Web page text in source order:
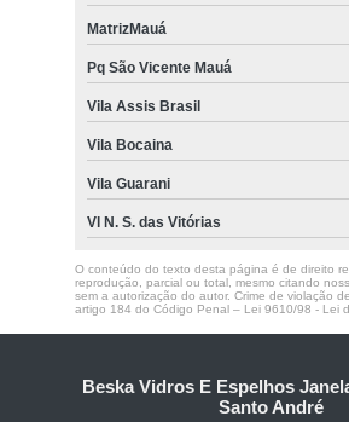
MatrizMauá
Pq São Vicente Mauá
Vila Assis Brasil
Vila Bocaina
Vila Guarani
Vl N. S. das Vitórias
O conteúdo do texto desta página é de direito
reprodução, parcial ou total, mesmo citando
sem a autorização do autor. Crime de violação
artigo 184 do Código Penal – Lei 9610/98 - Lei
Beska Vidros E Espelhos
Santo André